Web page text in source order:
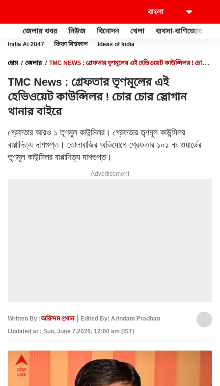
জেলার খবর নিউজ বিনোদন খেলা ব্যবসা-বাণিজ্যের
India At 2047 ফিফা বিশ্বকাপ Ideas of India
হোম জেলার
TMC NEWS : গ্রেফতার তৃণমূলের এই হেভিওয়েট কাউন্সিলর ! চোর
TMC News : গ্রেফতার তৃণমূলের এই
হেভিওয়েট কাউন্সিলর ! চোর চোর স্লোগান
থানার বাইরে
গ্রেফতার আরও ১ তৃণমূল কাউন্সিলর। গ্রেফতার তৃণমূল কাউন্সিলর
বাপ্পাদিত্য দাশগুপ্ত। তোলাবাজির অভিযোগে গ্রেফতার ১০১ নং ওয়ার্ডের
তৃণমূল কাউন্সিলর বাপ্পাদিত্য দাশগুপ্ত।
Advertisement
Written By :অরিন্দম প্রধান
Edited By: Arindam Pradhan
Updated at : Sun, June 7,2026, 12:00 am (IST)